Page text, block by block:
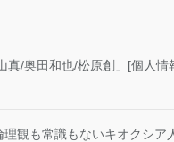
真/奥田和也/松原創」[個人
観も常識もないキオクシア